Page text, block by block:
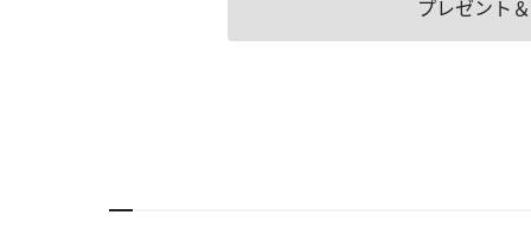
プレゼント